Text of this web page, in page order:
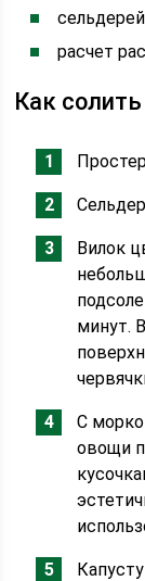
расчет
Как
Вилок
минут.
С
овощи